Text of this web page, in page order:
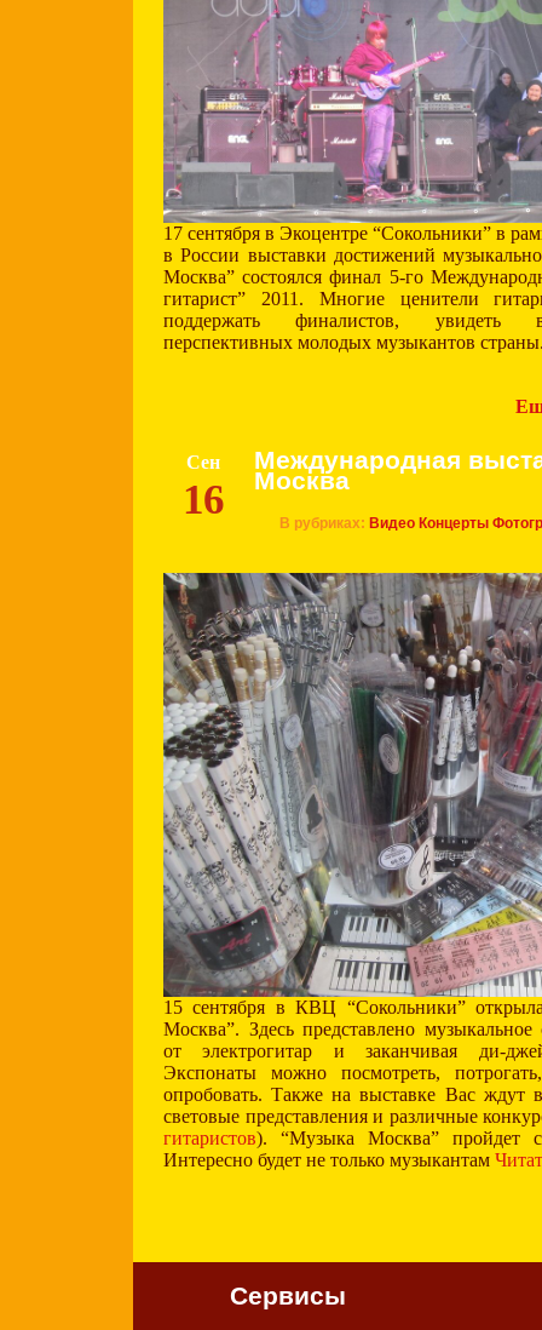
17 сентября в Экоцентре “Сокольники” в
в России выставки достижений
Москва” состоялся финал 5-го
гитарист” 2011. Многие ценители
поддержать финалистов, увидеть
перспективных молодых музыкантов
Сен
16
Международная
Москва
В рубриках: Видео Концерты
15 сентября в КВЦ “Сокольники”
Москва”. Здесь представлено музыкальное
от электрогитар и заканчивая ди-
Экспонаты можно посмотреть,
опробовать. Также на выставке Вас ждут
световые представления и различные
гитаристов). “Музыка Москва” пройдет
Интересно будет не только музыкантам
Сервисы